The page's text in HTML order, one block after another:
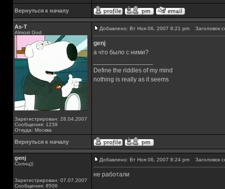
Вернуться к началу
As-T
Almost God
Зарегистрирован: 28.04.2007
Сообщения: 1239
Откуда: Москва
Добавлено: Вт Ноя 06, 2007 8:21 pm Заголовок
genj
а что было с ними?
Define the riddles of my mind
nothing is really as it seems
Вернуться к началу
genj
Солнц))
Зарегистрирован: 07.07.2007
Сообщения: 8506
Добавлено: Вт Ноя 06, 2007 8:24 pm Заголовок
не работали